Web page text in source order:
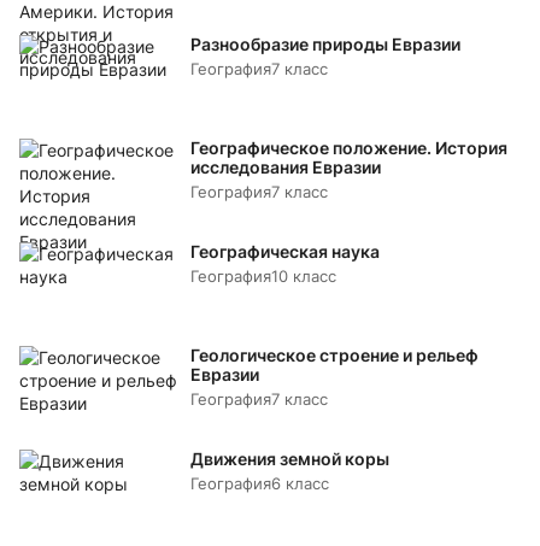
Разнообразие природы Евразии
География7 класс
Географическое положение. История
исследования Евразии
География7 класс
Географическая наука
География10 класс
Геологическое строение и рельеф
Евразии
География7 класс
Движения земной коры
География6 класс